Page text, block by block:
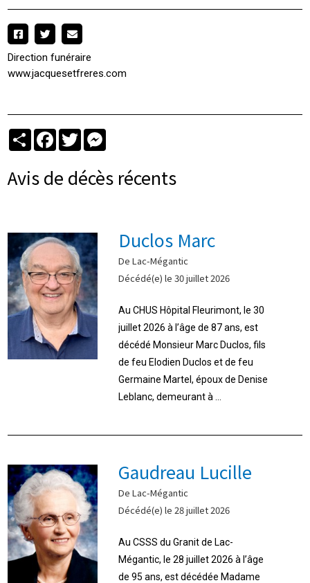
Direction funéraire
www.jacquesetfreres.com
PartagerFacebook
Twitter
Avis de décès récents
Duclos Marc
De Lac-Mégantic
Décédé(e) le 30 juillet 2026
Au CHUS Hôpital Fleurimont, le 30
juillet 2026 à l’âge de 87 ans, est
décédé Monsieur Marc Duclos, fils
de feu Elodien Duclos et de feu
Germaine Martel, époux de Denise
Leblanc, demeurant à ...
Gaudreau Lucille
De Lac-Mégantic
Décédé(e) le 28 juillet 2026
Au CSSS du Granit de Lac-
Mégantic, le 28 juillet 2026 à l’âge
de 95 ans, est décédée Madame